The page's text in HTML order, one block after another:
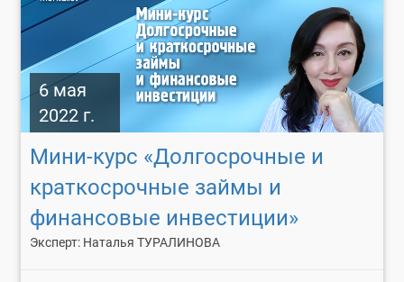
6 мая
2022 г.
Мини-курс «Долгосрочные и
краткосрочные займы и
финансовые инвестиции»
Эксперт: Наталья ТУРАЛИНОВА